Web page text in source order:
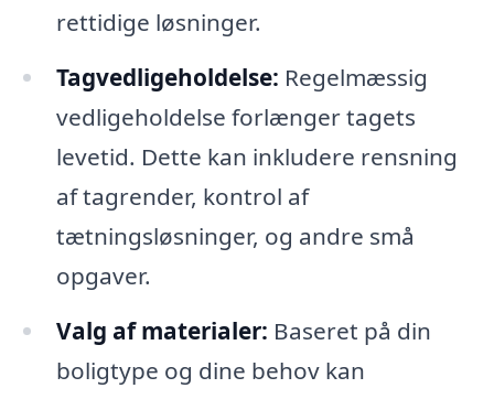
rettidige løsninger.
Tagvedligeholdelse: Regelmæssig
vedligeholdelse forlænger tagets
levetid. Dette kan inkludere rensning
af tagrender, kontrol af
tætningsløsninger, og andre små
opgaver.
Valg af materialer: Baseret på din
boligtype og dine behov kan